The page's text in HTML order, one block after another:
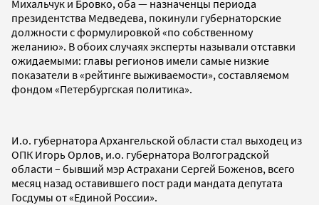
Михальчук и Бровко, оба — назначенцы периода
президентства Медведева, покинули губернаторские
должности с формулировкой «по собственному
желанию». В обоих случаях эксперты называли отставки
ожидаемыми: главы регионов имели самые низкие
показатели в «рейтинге выживаемости», составляемом
фондом «Петербургская политика».
И.о. губернатора Архангельской области стал выходец из
ОПК Игорь Орлов, и.о. губернатора Волгоградской
области – бывший мэр Астрахани Сергей Боженов, всего
месяц назад оставившего пост ради мандата депутата
Госдумы от «Единой России».